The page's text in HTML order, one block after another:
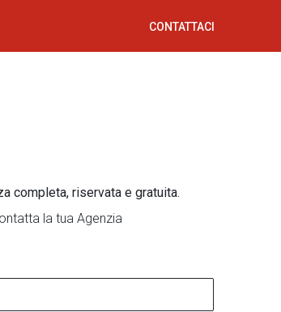
CONTATTACI
completa, riservata e gratuita.
la tua Agenzia